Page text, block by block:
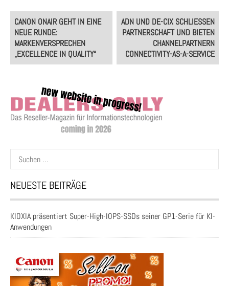
Post
navigation
CANON ONAIR GEHT IN EINE
NEUE RUNDE:
MARKENVERSPRECHEN
„EXCELLENCE IN QUALITY“
ADN UND DE-CIX SCHLIESSEN P
ARTNERSCHAFT UND BIETEN C
HANNELPARTNERN C
ONNECTIVITY-AS-A-SERVICE
Suchen
nach:
NEUESTE BEITRÄGE
KIOXIA präsentiert Super-High-IOPS-SSDs seiner GP1-Serie für KI-
Anwendungen